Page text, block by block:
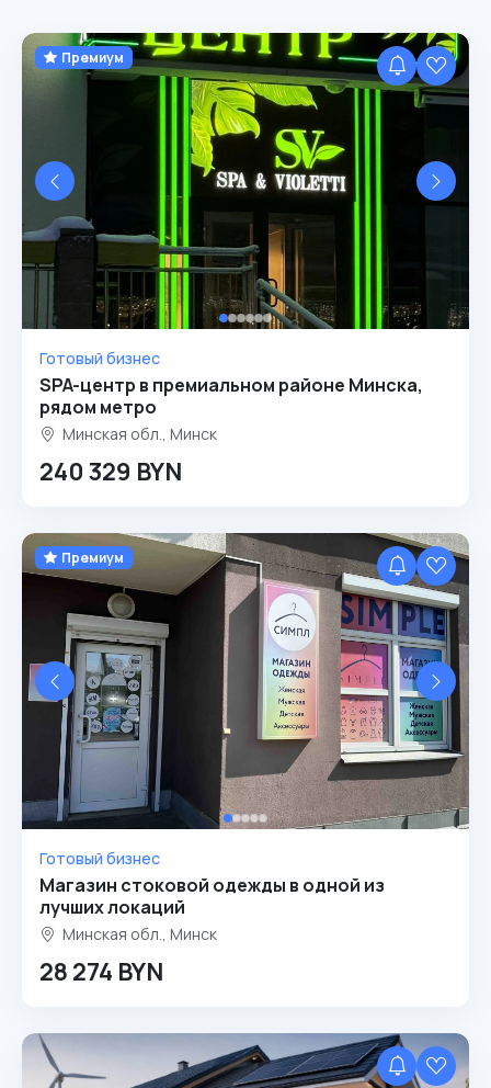
Премиум
Готовый бизнес
SPA-центр в премиальном районе Минска,
рядом метро
Минская обл., Минск
240 329 BYN
Премиум
Готовый бизнес
Магазин стоковой одежды в одной из
лучших локаций
Минская обл., Минск
28 274 BYN